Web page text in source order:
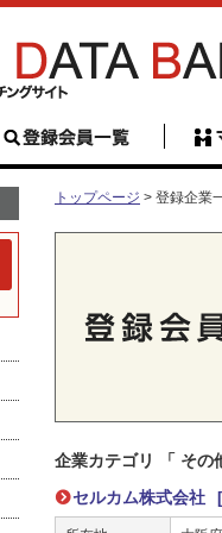
トップページ > 登録企業
企業カテゴリ 「 その
セルカム株式会社